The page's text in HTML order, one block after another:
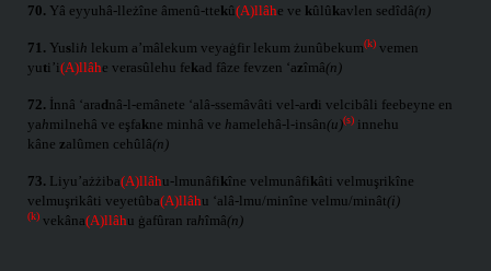
70. Yâ eyyuhâ-lleżîne âmenû-ttekû(A)llâhe ve kûlû kavlen sedîdâ(n)
71. Yusli h lekum a’mâlekum veyaġfir lekum żunûbekum(k)vemen
yu ti’i(A)llâhe verasûlehu fekad fâze fevzen ‘azîmâ(n)
72. İnnâ ‘aradnâ-l-emânete ‘alâ-ssemâvâti vel-ardi velcibâli feebeyne en
yahmilnehâ ve eşfakne minhâ ve hamelehâ-l-insân(u)(s)innehu
kâne zalûmen cehûlâ(n)
73. Liyu’ażżiba(A)llâhu-lmunâfi kîne velmunâfi kâti velmuşrikîne
velmuşrikâti veyetûba(A)llâhu ‘alâ-lmu/minîne velmu/minât(i)
(k)vekâna(A)llâhu ġafûran rahîmâ(n)